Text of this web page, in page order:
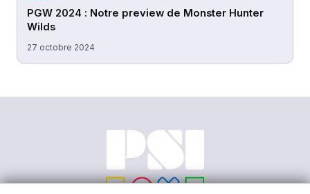
PGW 2024 : Notre preview de Monster Hunter
Wilds
27 octobre 2024